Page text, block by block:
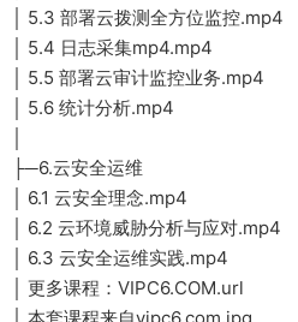
│ 5.3 部署云拨测全方位监控.mp4
│ 5.4 日志采集mp4.mp4
│ 5.5 部署云审计监控业务.mp4
│ 5.6 统计分析.mp4
├─6.云安全运维
│ 6.1 云安全理念.mp4
│ 6.2 云环境威胁分析与应对.mp4
│ 6.3 云安全运维实践.mp4
│ 更多课程：VIPC6.COM.url
│ 本套课程来自vipc6.com.jpg